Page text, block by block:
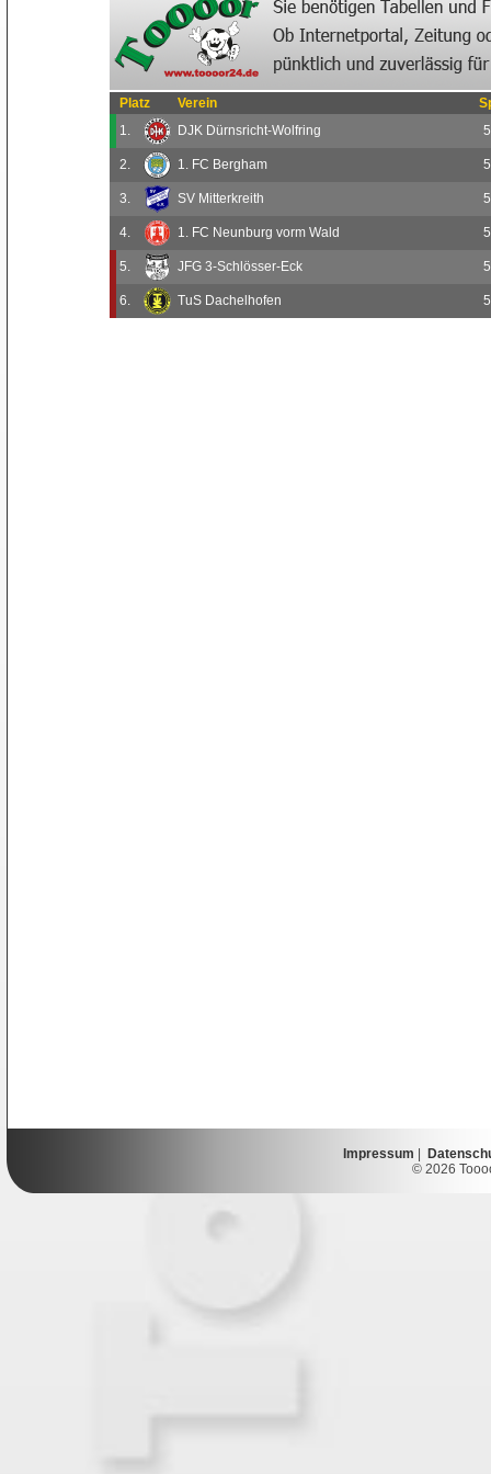
Platz Verein
1.
DJK Dürnsricht-Wolfring 5
2. 1. FC Bergham 5
3. SV Mitterkreith 5
4. 1. FC Neunburg vorm Wald 5
5. JFG 3-Schlösser-Eck 5
6. TuS Dachelhofen 5
Impressum
© 2026